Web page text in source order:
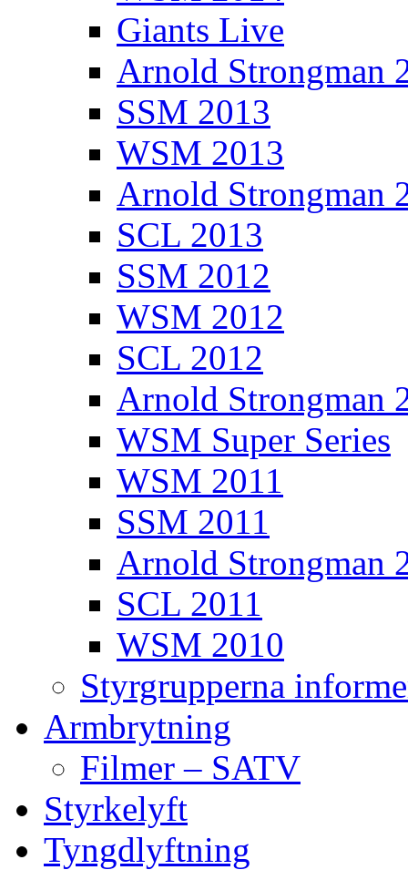
Giants Live
Arnold Strongman
SSM 2013
WSM 2013
Arnold Strongman
SCL 2013
SSM 2012
WSM 2012
SCL 2012
Arnold Strongman
WSM Super Series
WSM 2011
SSM 2011
Arnold Strongman
SCL 2011
WSM 2010
Styrgrupperna
Armbrytning
Filmer – SATV
Styrkelyft
Tyngdlyftning